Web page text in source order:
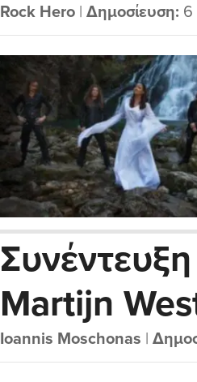
Rock Hero |Δημοσίευση: 6
Martijn
Ioannis Moschonas |